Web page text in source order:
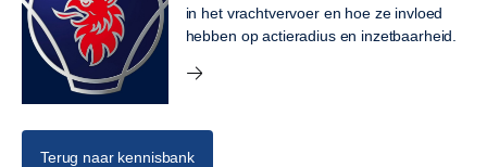
in het vrachtvervoer en hoe ze invloed
hebben op actieradius en inzetbaarheid.
Terug naar kennisbank